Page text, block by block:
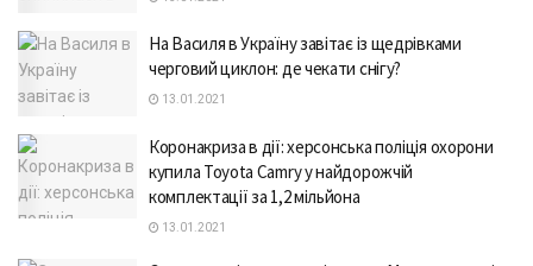
На Василя в Україну завітає із щедрівками
черговий циклон: де чекати снігу?
13.01.2021
Коронакриза в дії: херсонська поліція охорони
купила Toyota Camry у найдорожчій
комплектації за 1,2 мільйона
13.01.2021